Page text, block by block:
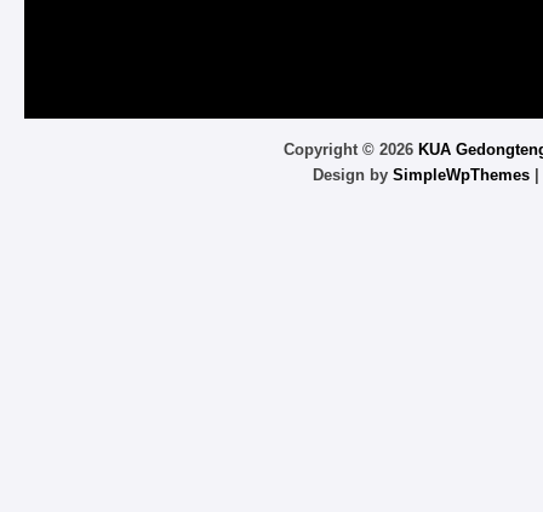
Copyright © 2026 KUA
Design by SimpleWpThemes